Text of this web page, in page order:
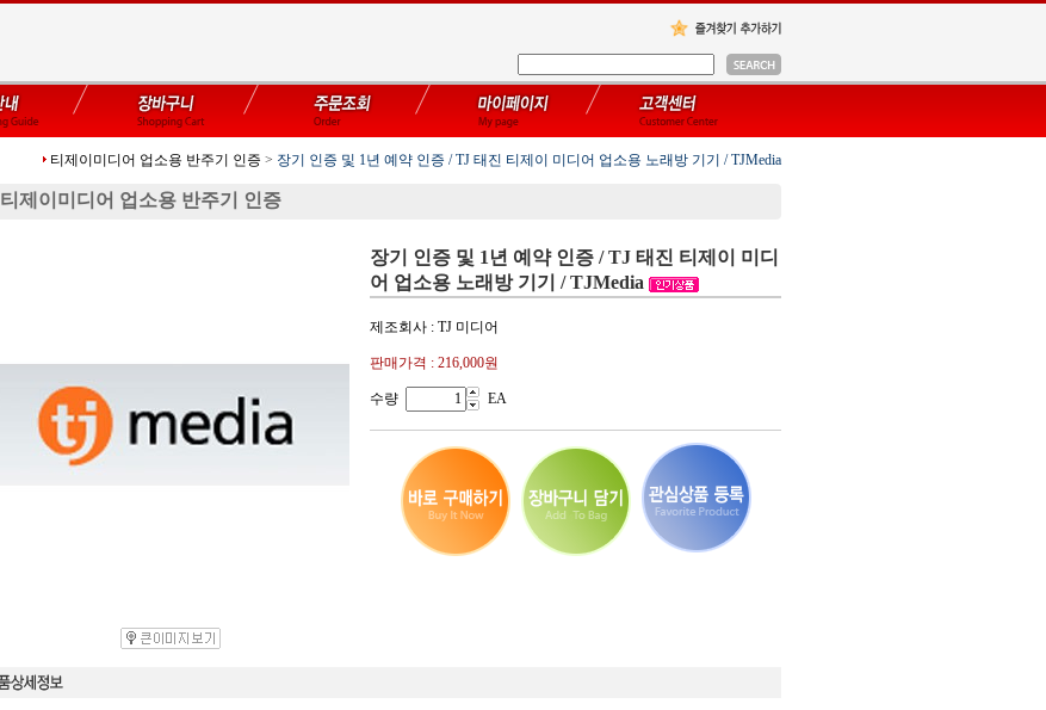
티제이미디어 업소용 반주기 인증 > 장기 인증 및 1년 예약 인증 / TJ 태진 티제이 미디어 업소용 노래방 기기 / TJMedia
티제이미디어 업소용 반주기 인증
장기 인증 및 1년 예약 인증 / TJ 태진 티제이 미디
어 업소용 노래방 기기 / TJMedia
제조회사 : TJ 미디어
판매가격 : 216,000원
수량 EA